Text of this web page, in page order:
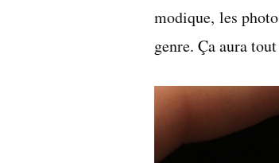
modique, les
genre. Ça aura